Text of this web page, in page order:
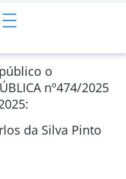
o
nº474/2025
da Silva Pinto